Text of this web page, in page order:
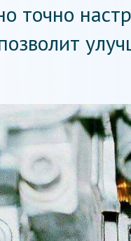
точно